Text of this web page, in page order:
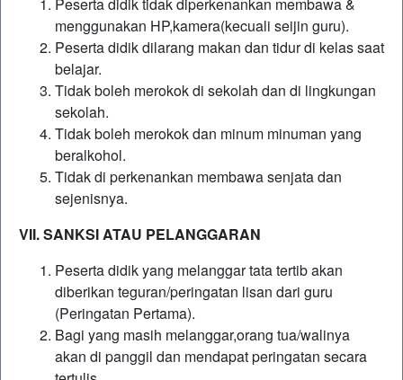
menggunakan HP,kamera(kecuali seijin guru).
Peserta didik dilarang makan dan tidur di kelas saat
belajar.
Tidak boleh merokok di sekolah dan di lingkungan
sekolah.
Tidak boleh merokok dan minum minuman yang
beralkohol.
Tidak di perkenankan membawa senjata dan
sejenisnya.
VII. SANKSI ATAU PELANGGARAN
Peserta didik yang melanggar tata tertib akan
diberikan teguran/peringatan lisan dari guru
(Peringatan Pertama).
Bagi yang masih melanggar,orang tua/walinya
akan di panggil dan mendapat peringatan secara